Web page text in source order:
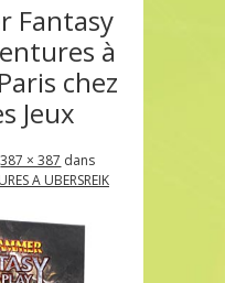
Fantasy
à
chez
Jeux
387 × 387 dans
A UBERSREIK